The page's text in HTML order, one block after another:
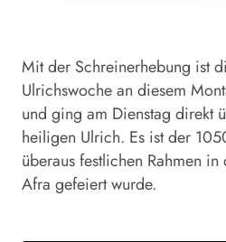
Mit der Schreinerhebung ist
Ulrichswoche an diesem
und ging am Dienstag direkt
heiligen Ulrich. Es ist der
überaus festlichen Rahmen
Afra gefeiert wurde.